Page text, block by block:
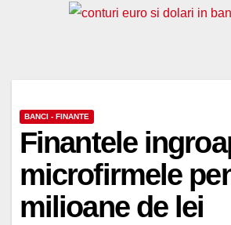
BANCI - FINANTE
Finantele
microfirmele
milioane de lei